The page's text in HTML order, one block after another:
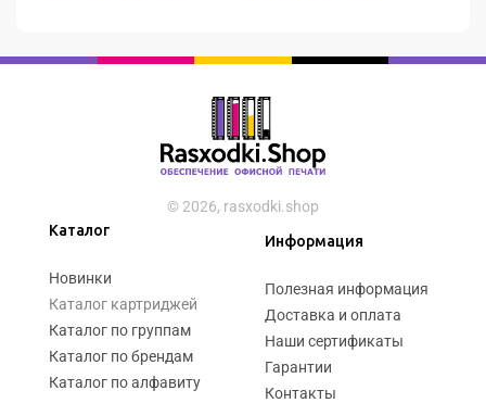
© 2026, rasxodki.shop
Каталог
Новинки
Каталог картриджей
Каталог по группам
Каталог по брендам
Каталог по алфавиту
Информация
Полезная информация
Доставка и оплата
Наши сертификаты
Гарантии
Контакты